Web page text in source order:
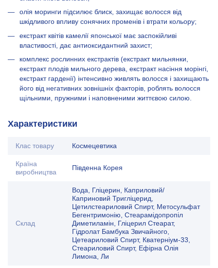
олія моринги підсилює блиск, захищає волосся від
шкідливого впливу сонячних променів і втрати кольору;
екстракт квітів камелії японської має заспокійливі
властивості, дає антиоксидантний захист;
комплекс рослинних екстрактів (екстракт мильнянки,
екстракт плодів мильного дерева, екстракт насіння морінгі,
екстракт гарденії) інтенсивно живлять волосся і захищають
його від негативних зовнішніх факторів, роблять волосся
щільними, пружними і наповненими життєвою силою.
Характеристики
Клас товару Космецевтика
Країна
виробництва
Південна Корея
Склад
Вода, Гліцерин, Каприловий/
Каприновий Тригліцерид,
Цетилстеариловий Спирт, Метосульфат
Бегентримонію, Стеарамідопропіл
Диметиламін, Гліцерил Стеарат,
Гідролат Бамбука Звичайного,
Цетеариловий Спирт, Кватерніум-33,
Стеариловий Спирт, Ефірна Олія
Лимона, Ли